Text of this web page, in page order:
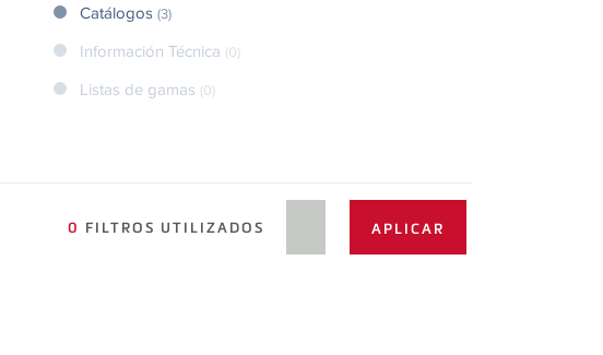
Catálogos (3)
Información Técnica (0)
Listas de gamas (0)
0 FILTROS UTILIZADOS